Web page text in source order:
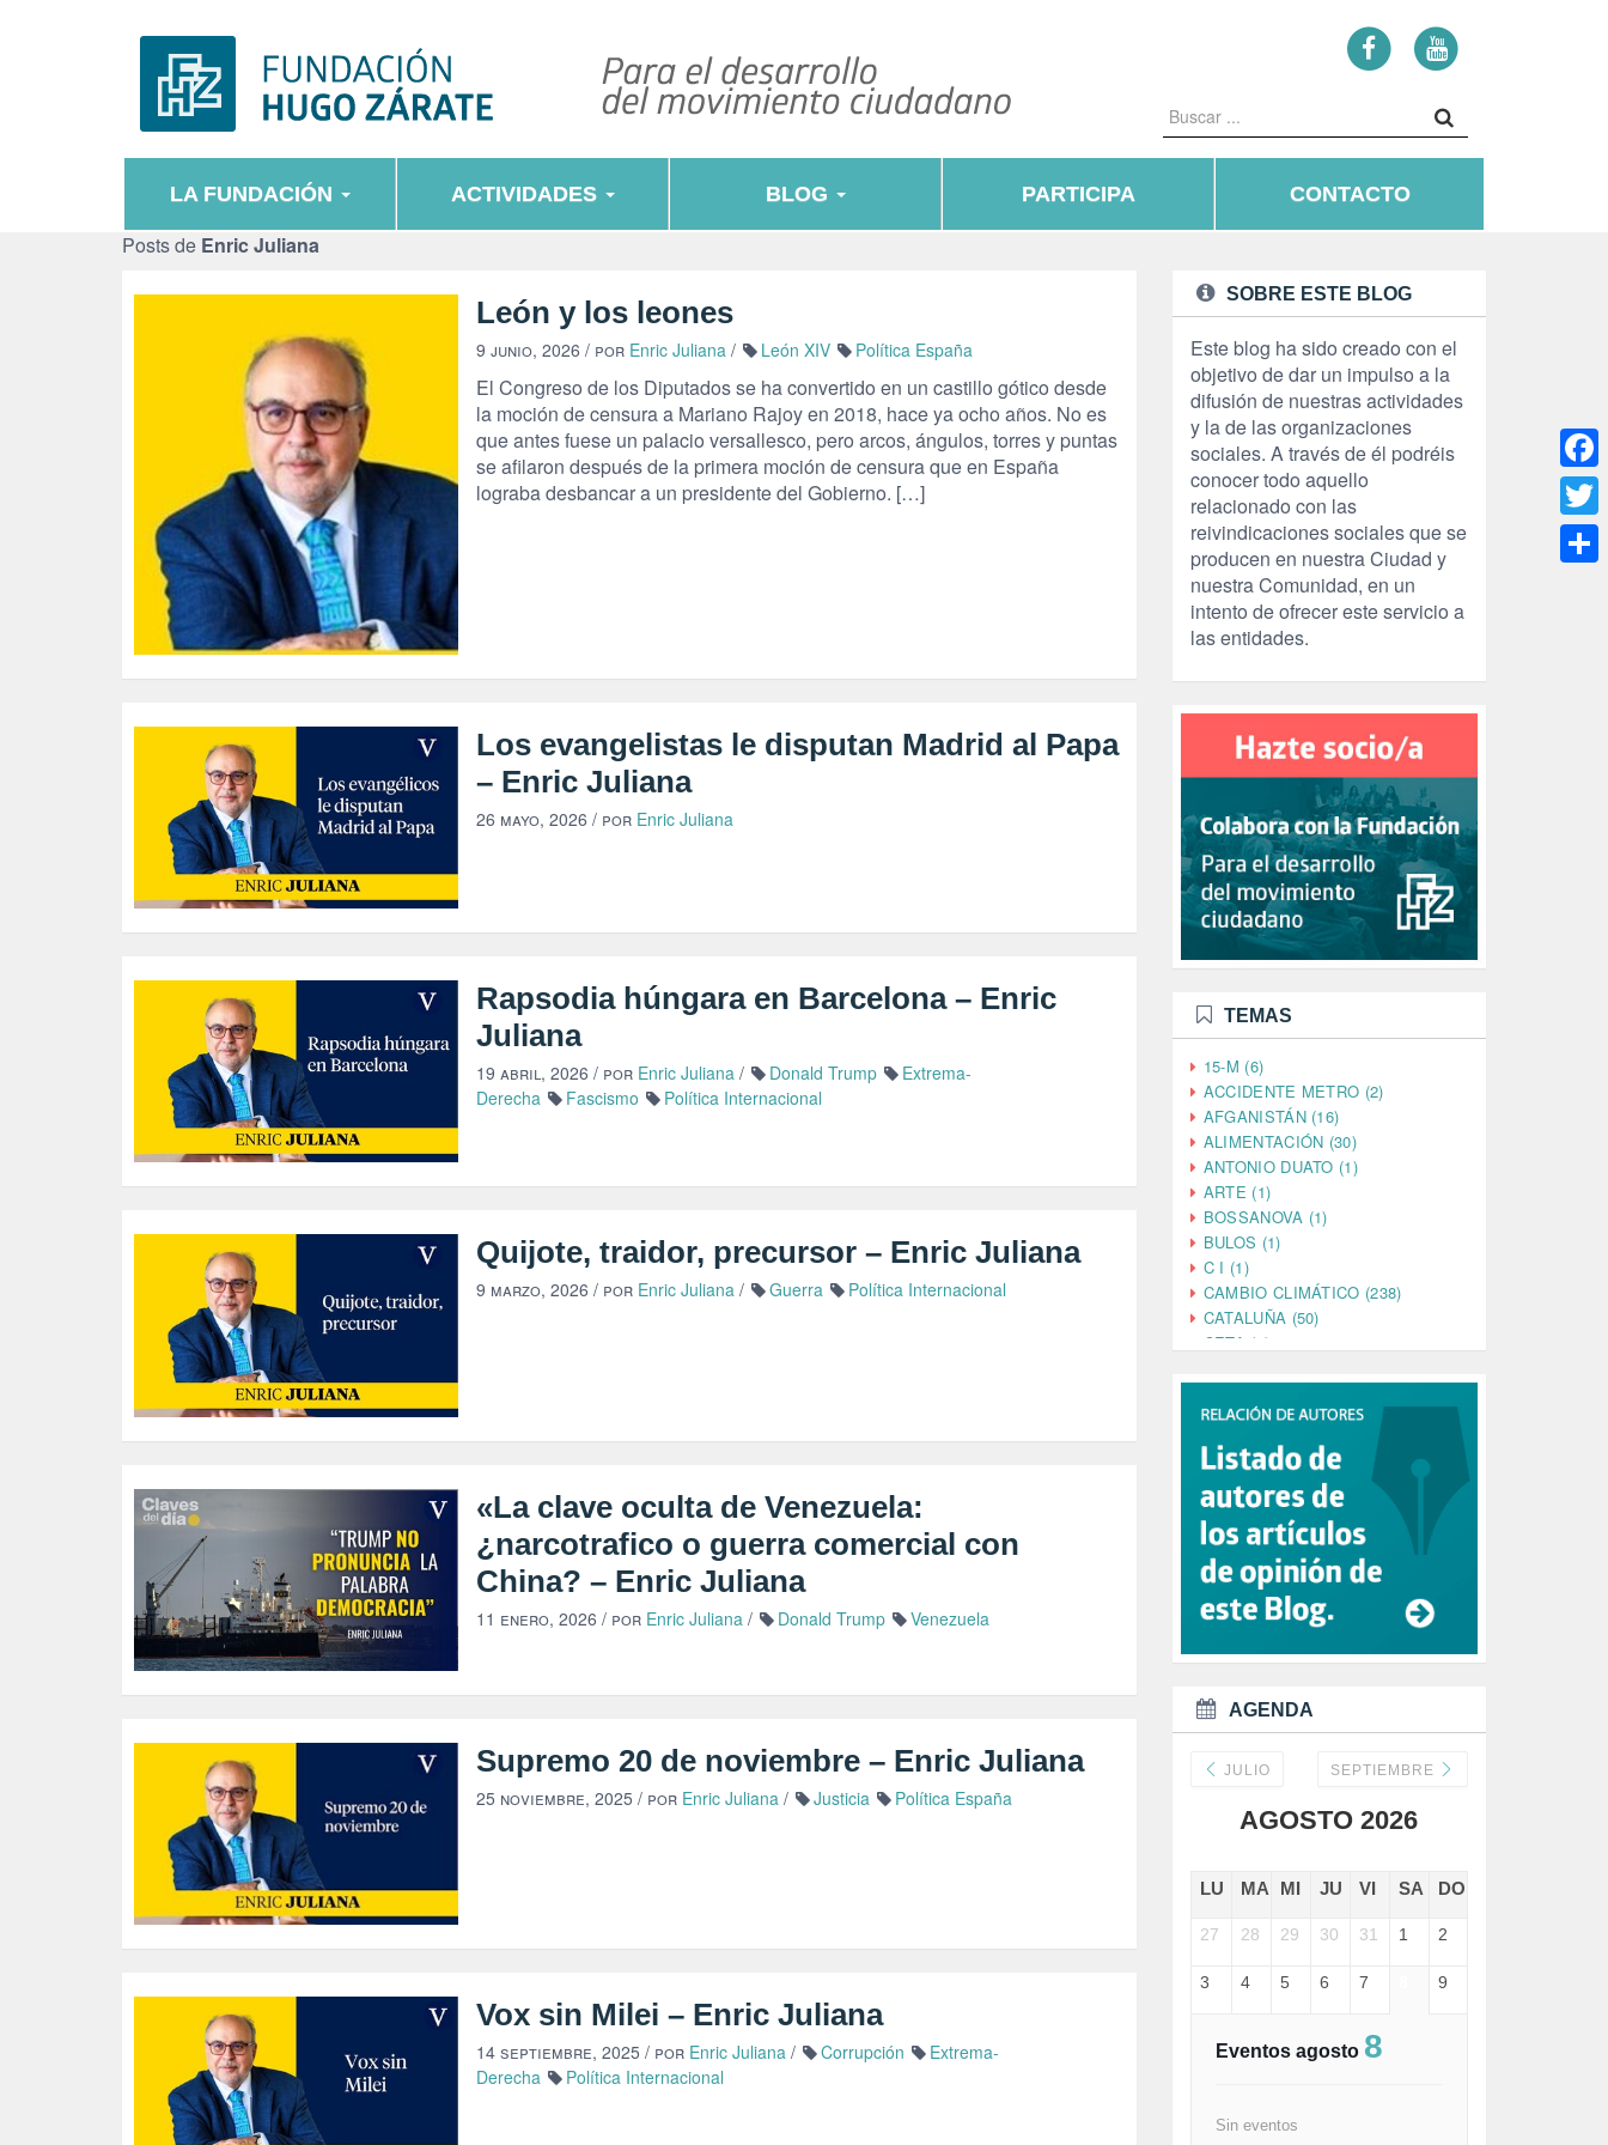
LA FUNDACIÓN ACTIVIDADES BLOG PARTICIPA CONTACTO
Posts de Enric Juliana
León y los leones
9 junio, 2026 / por Enric Juliana/ León XIV Política España
El Congreso de los Diputados se ha convertido en un castillo gótico desde
la moción de censura a Mariano Rajoy en 2018, hace ya ocho años. No es
que antes fuese un palacio versallesco, pero arcos, ángulos, torres y puntas
se afilaron después de la primera moción de censura que en España
lograba desbancar a un presidente del Gobierno. […]
Los evangelistas le disputan Madrid al Papa
– Enric Juliana
26 mayo, 2026 / por Enric Juliana
Rapsodia húngara en Barcelona – Enric
Juliana
19 abril, 2026 / por Enric Juliana/ Donald Trump
Extrema-
Derecha
Fascismo Política Internacional
Quijote, traidor, precursor – Enric Juliana
9 marzo, 2026 / por Enric Juliana/ Guerra Política Internacional
«La clave oculta de Venezuela:
¿narcotrafico o guerra comercial con
China? – Enric Juliana
11 enero, 2026 / por Enric Juliana / Donald Trump Venezuela
Supremo 20 de noviembre – Enric Juliana
25 noviembre, 2025 / por Enric Juliana / Justicia Política España
Vox sin Milei – Enric Juliana
14 septiembre, 2025 / por Enric Juliana/ Corrupción
Extrema-
Derecha
Política Internacional
SOBRE ESTE BLOG
Este blog ha sido creado con el
objetivo de dar un impulso a la
difusión de nuestras actividades
y la de las organizaciones
sociales. A través de él podréis
conocer todo aquello
relacionado con las
reivindicaciones sociales que se
producen en nuestra Ciudad y
nuestra Comunidad, en un
intento de ofrecer este servicio a
las entidades.
TEMAS
15-M (6)
ACCIDENTE METRO (2)
AFGANISTÁN (16)
ALIMENTACIÓN (30)
ANTONIO DUATO (1)
ARTE (1)
BOSSANOVA (1)
BULOS (1)
C I (1)
CAMBIO CLIMÁTICO (238)
CATALUÑA (50)
CETA (2)
CINE (35)
CIUDADANÍA (633)
COMPROMISO (2)
CONFERENCIA (1)
CONSUMO (1)
CORONAVIRUS (155)
CORRUPCIÓN (215)
CULTURA (704)
DANA (78)
DEMOCRACIA (1)
DEMOCRAIA (1)
DEPORTE (3)
DERECHOS SOCIALES (739)
DONALD TRUMP (82)
EDUCACIÓN (452)
EPSTEIN (1)
EXTREMA-DERECHA (56)
FELICIDAD (1)
FRANCISCO (5)
AGENDA
JULIO
AGOSTO 2026
SEPTIEMBRE
LU MA MI JU VI SA DO
27 28 29 30 31 1 2
3 4 5 6 7 9
Eventos agosto 8
Sin eventos